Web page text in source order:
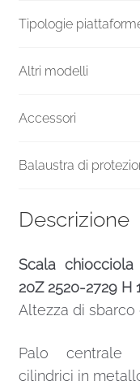
Tipologie
Altri modelli
Accessori
Balaustra di
Descrizione
Scala
20Z 2520-2729 H
Altezza di sbarco
Palo centrale
cilindrici in